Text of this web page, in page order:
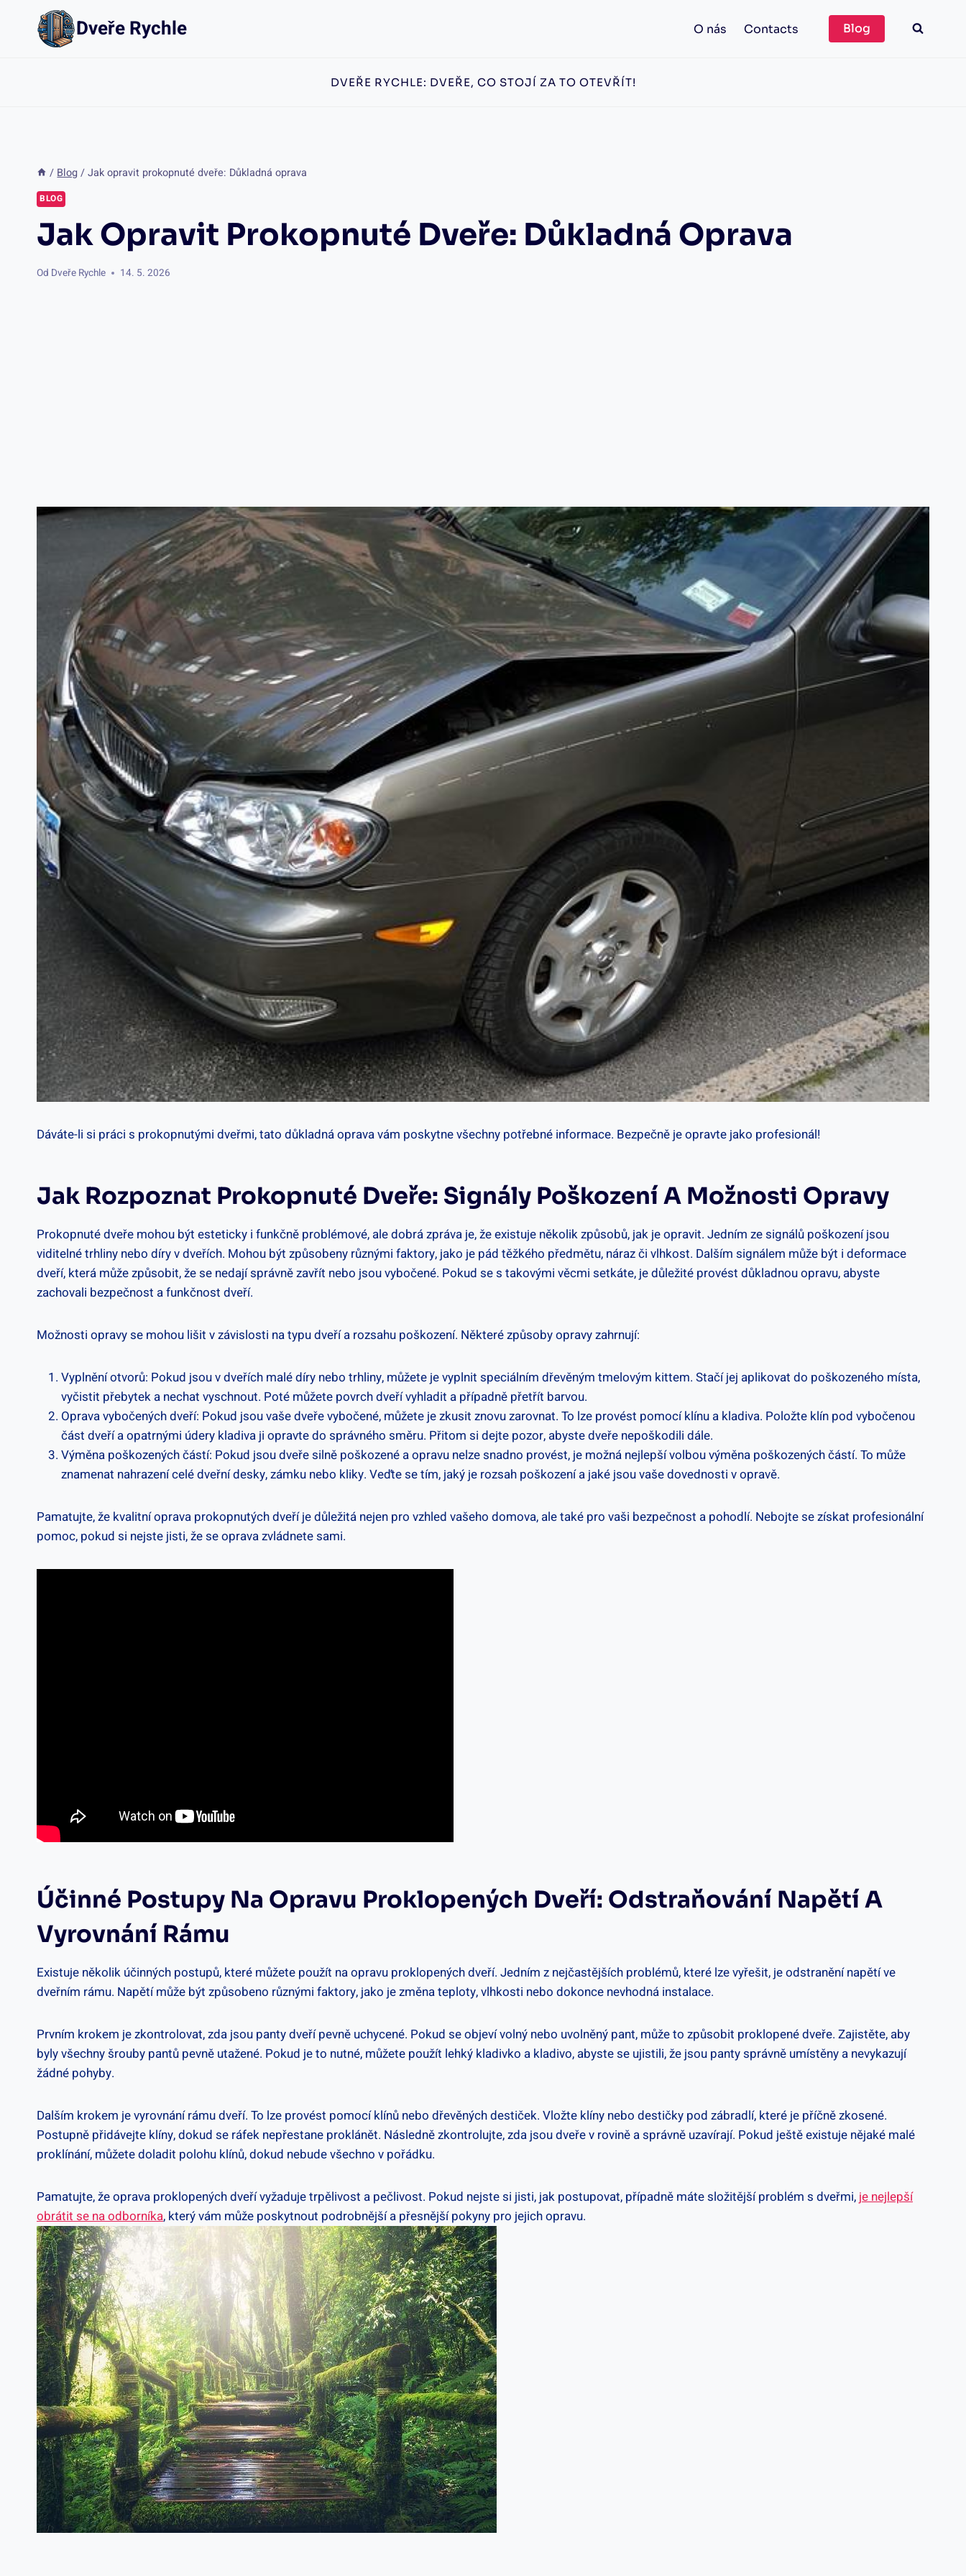
Přeskočit
Dveře Rychle O nás Contacts Blog
DVEŘE RYCHLE: DVEŘE, CO STOJÍ ZA TO OTEVŘÍT!
/ Blog / Jak opravit prokopnuté dveře: Důkladná oprava
BLOG
Jak Opravit Prokopnuté Dveře: Důkladná Oprava
Od Dveře Rychle 14. 5. 2026
Dáváte-li si práci s prokopnutými dveřmi, tato důkladná oprava vám poskytne všechny potřebné informace. Bezpečně je opravte jako profesionál!
Jak Rozpoznat Prokopnuté Dveře: Signály Poškození A Možnosti Opravy
Prokopnuté dveře mohou být esteticky i funkčně problémové, ale dobrá zpráva je, že existuje několik způsobů, jak je opravit. Jedním ze signálů poškození jsou
viditelné trhliny nebo díry v dveřích. Mohou být způsobeny různými faktory, jako je pád těžkého předmětu, náraz či vlhkost. Dalším signálem může být i deformace
dveří, která může způsobit, že se nedají správně zavřít nebo jsou vybočené. Pokud se s takovými věcmi setkáte, je důležité provést důkladnou opravu, abyste
zachovali bezpečnost a funkčnost dveří.
Možnosti opravy se mohou lišit v závislosti na typu dveří a rozsahu poškození. Některé způsoby opravy zahrnují:
Vyplnění otvorů: Pokud jsou v dveřích malé díry nebo trhliny, můžete je vyplnit speciálním dřevěným tmelovým kittem. Stačí jej aplikovat do poškozeného místa,
vyčistit přebytek a nechat vyschnout. Poté můžete povrch dveří vyhladit a případně přetřít barvou.
Oprava vybočených dveří: Pokud jsou vaše dveře vybočené, můžete je zkusit znovu zarovnat. To lze provést pomocí klínu a kladiva. Položte klín pod vybočenou
část dveří a opatrnými údery kladiva ji opravte do správného směru. Přitom si dejte pozor, abyste dveře nepoškodili dále.
Výměna poškozených částí: Pokud jsou dveře silně poškozené a opravu nelze snadno provést, je možná nejlepší volbou výměna poškozených částí. To může
znamenat nahrazení celé dveřní desky, zámku nebo kliky. Veďte se tím, jaký je rozsah poškození a jaké jsou vaše dovednosti v opravě.
Pamatujte, že kvalitní oprava prokopnutých dveří je důležitá nejen pro vzhled vašeho domova, ale také pro vaši bezpečnost a pohodlí. Nebojte se získat profesionální
pomoc, pokud si nejste jisti, že se oprava zvládnete sami.
Účinné Postupy Na Opravu Proklopených Dveří: Odstraňování Napětí A
Vyrovnání Rámu
Existuje několik účinných postupů, které můžete použít na opravu proklopených dveří. Jedním z nejčastějších problémů, které lze vyřešit, je odstranění napětí ve
dveřním rámu. Napětí může být způsobeno různými faktory, jako je změna teploty, vlhkosti nebo dokonce nevhodná instalace.
Prvním krokem je zkontrolovat, zda jsou panty dveří pevně uchycené. Pokud se objeví volný nebo uvolněný pant, může to způsobit proklopené dveře. Zajistěte, aby
byly všechny šrouby pantů pevně utažené. Pokud je to nutné, můžete použít lehký kladivko a kladivo, abyste se ujistili, že jsou panty správně umístěny a nevykazují
žádné pohyby.
Dalším krokem je vyrovnání rámu dveří. To lze provést pomocí klínů nebo dřevěných destiček. Vložte klíny nebo destičky pod zábradlí, které je příčně zkosené.
Postupně přidávejte klíny, dokud se ráfek nepřestane proklánět. Následně zkontrolujte, zda jsou dveře v rovině a správně uzavírají. Pokud ještě existuje nějaké malé
proklínání, můžete doladit polohu klínů, dokud nebude všechno v pořádku.
Pamatujte, že oprava proklopených dveří vyžaduje trpělivost a pečlivost. Pokud nejste si jisti, jak postupovat, případně máte složitější problém s dveřmi, je nejlepší
obrátit se na odborníka, který vám může poskytnout podrobnější a přesnější pokyny pro jejich opravu.